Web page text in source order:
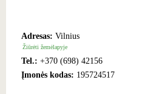
Adresas: Vilnius
Žiūrėti žemėlapyje
Tel.: +370 (698) 42156
Įmonės kodas: 195724517